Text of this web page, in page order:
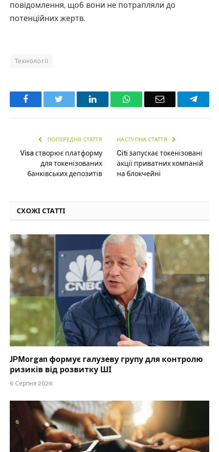
повідомлення, щоб вони не потрапляли до
потенційних жертв.
Технології
Facebook LinkedInWhatsAppEmail
ПОПЕРЕДНЯ СТАТТЯ
Visa створює платформу
для токенізованих
банківських депозитів
НАСТУПНА СТАТТЯ
Citi запускає токенізовані
акції приватних компаній
на блокчейні
СХОЖІ СТАТТІ
JPMorgan формує галузеву групу для контролю
ризиків від розвитку ШІ
6 Серпня 2026